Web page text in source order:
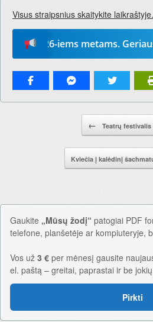
Visus straipsnius skaitykite laikraštyje.
2026-iems metams. Geriausia
← Teatrų festivalis
Kviečia į kalėdinį
Gaukite „Mūsų žodį“ patogiai PDF
telefone, planšetėje ar kompiuteryje,
Vos už 3 € per mėnesį gausite
el. paštą – greitai, paprastai ir be
Pirkti